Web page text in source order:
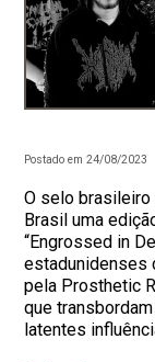
Postado em 24/08/2023
O selo brasileiro
Brasil uma
“Engrossed in
estadunidenses
pela Prosthetic
que
latentes